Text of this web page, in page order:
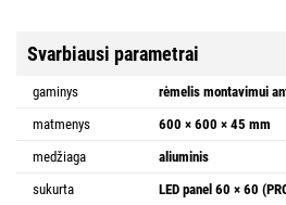
Svarbiausi parametrai
gaminys
rėmelis montavimui
matmenys
600 × 600 × 45 mm
medžiaga
aliuminis
sukurta
LED panel 60 × 60